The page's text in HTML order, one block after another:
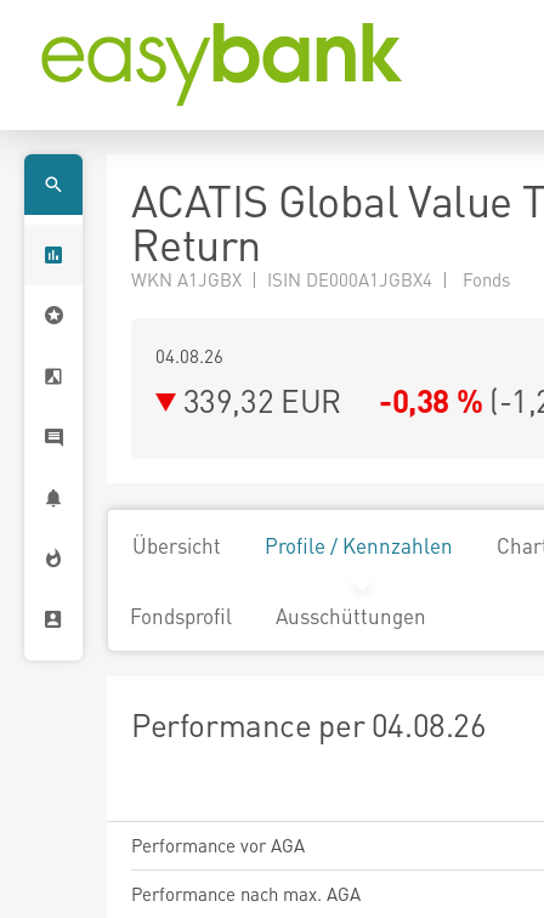
ACATIS Global Value
Return
WKN A1JGBX | ISIN DE000A1JGBX4 | Fonds
04.08.26
339,32 EUR -0,38 % (-
Übersicht Profile / Kennzahlen
Fondsprofil Ausschüttungen
Performance per 04.08.26
Performance vor AGA
Performance nach max. AGA